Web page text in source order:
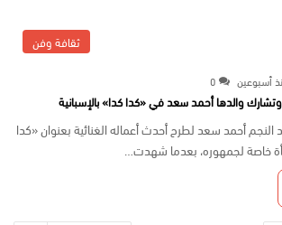
ثقافة وفن
أسبوعين 0
والدها أحمد سعد في «كدا كدا» بالإسبانية
أحمد سعد لطرح أحدث أعماله الغنائية بعنوان «كدا
خاصة لجمهوره، بعدما شهدت…